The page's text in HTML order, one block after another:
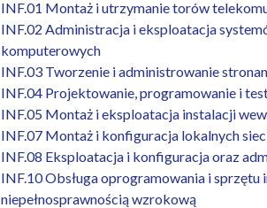
INF.01 Montaż i utrzymanie torów
INF.02 Administracja i eksploatacja
komputerowych
INF.03 Tworzenie i administrowanie
INF.04 Projektowanie, programowanie i
INF.05 Montaż i eksploatacja instalacji
INF.07 Montaż i konfiguracja lokalnych
INF.08 Eksploatacja i konfiguracja oraz
INF.10 Obsługa oprogramowania i
niepełnosprawnością wzrokową